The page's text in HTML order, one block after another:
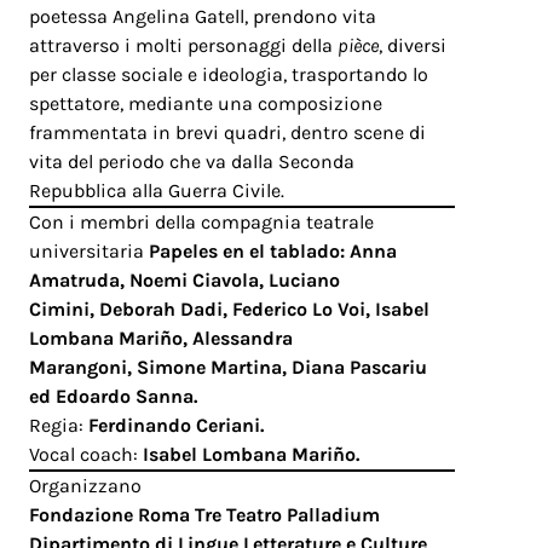
poetessa Angelina Gatell, prendono vita
attraverso i molti personaggi della pièce, diversi
per classe sociale e ideologia, trasportando lo
spettatore, mediante una composizione
frammentata in brevi quadri, dentro scene di
vita del periodo che va dalla Seconda
Repubblica alla Guerra Civile.
Con i membri della compagnia teatrale
universitaria Papeles en el tablado: Anna
Amatruda, Noemi Ciavola, Luciano
Cimini, Deborah Dadi, Federico Lo Voi, Isabel
Lombana Mariño, Alessandra
Marangoni, Simone Martina, Diana Pascariu
ed Edoardo Sanna.
Regia: Ferdinando Ceriani.
Vocal coach: Isabel Lombana Mariño.
Organizzano
Fondazione Roma Tre Teatro Palladium